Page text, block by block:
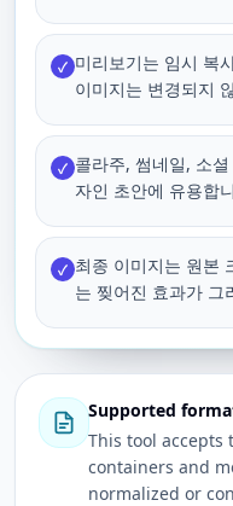
✓ 미리보기는 임시 복
이미지는 변경되지
✓ 콜라주, 썸네일, 소
자인 초안에 유용합
✓ 최종 이미지는 원본
는 찢어진 효과가 그
Supported
This tool accepts
containers and
normalized or